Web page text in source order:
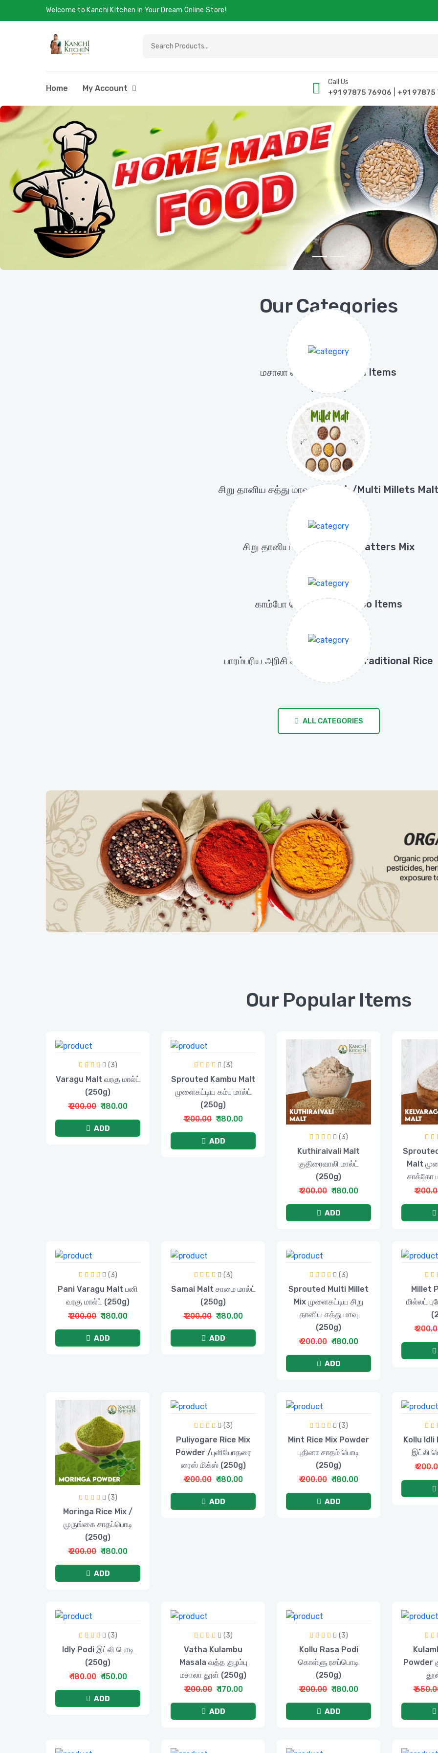
Welcome to Kanchi Kitchen in Your Dream Online Store!
Home My Account
Call Us
+91 97875 76906 +91 97875
Our Categories
மசாலா வகைகள்/Masala Items
(33 items)
சிறு தானிய சத்து மாவு வகைகள் /Multi Millets
சிறு தானிய மாவு வகைகள் /Batters Mix
காம்போ பொருட்கள்/Combo Items
பாரம்பரிய அரிசி கஞ்சி வகைகள்/Traditional Rice
ALL CATEGORIES
Our Popular Items
(3)
Varagu Malt வரகு மால்ட்
(250g)
₹ 200.00 ₹ 180.00
ADD
(3)
Sprouted Kambu Malt
முளைகட்டிய கம்பு மால்ட்
(250g)
₹ 200.00 ₹ 180.00
ADD (3)
Kuthiraivali Malt
குதிரைவாலி மால்ட்
(250g)
₹ 200.00 ₹ 180.00
ADD
Malt
சாக்கோ
₹
(3)
Pani Varagu Malt பனி
வரகு மால்ட் (250g)
₹ 200.00 ₹ 180.00
ADD
(3)
Samai Malt சாமை மால்ட்
(250g)
₹ 200.00 ₹ 180.00
ADD
(3)
Sprouted Multi Millet
Mix முளைகட்டிய சிறு
தானிய சத்து மாவு
(250g)
₹ 200.00 ₹ 180.00
ADD
Millet
மில்லட்
₹
(3)
Moringa Rice Mix /
முருங்கை சாதப்பொடி
(250g)
₹ 200.00 ₹ 180.00
ADD
(3)
Puliyogare Rice Mix
Powder /புளியோதரை
ரைஸ் மிக்ஸ் (250g)
₹ 200.00 ₹ 180.00
ADD
(3)
Mint Rice Mix Powder
புதினா சாதம் பொடி
(250g)
₹ 200.00 ₹ 180.00
ADD
Kollu
இட்லி
₹
(3)
Idly Podi இட்லி பொடி
(250g)
₹ 180.00 ₹ 150.00
ADD
(3)
Vatha Kulambu
Masala வத்த குழம்பு
மசாலா தூள் (250g)
₹ 200.00 ₹ 170.00
ADD
(3)
Kollu Rasa Podi
கொள்ளு ரசப்பொடி
(250g)
₹ 200.00 ₹ 180.00
ADD
Powder
₹